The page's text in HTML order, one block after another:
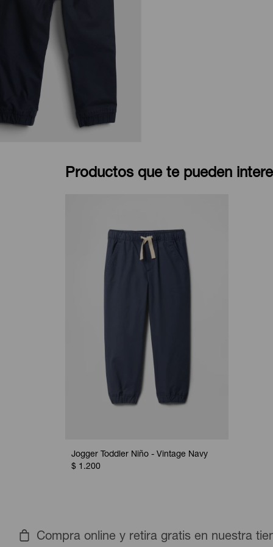
Productos que te pueden
Jogger Toddler Niño - Vintage Navy
$ 1.200
Compra online y retira gratis en nuestra